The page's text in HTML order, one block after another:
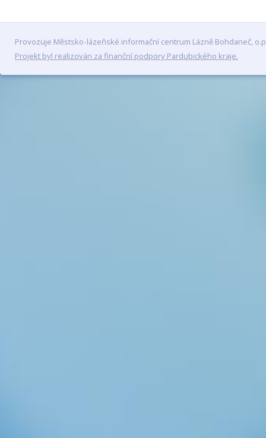
Provozuje Městsko-lázeňské informační centrum Lázně Bohdaneč,
Projekt byl realizován za finanční podpory Pardubického kraje.